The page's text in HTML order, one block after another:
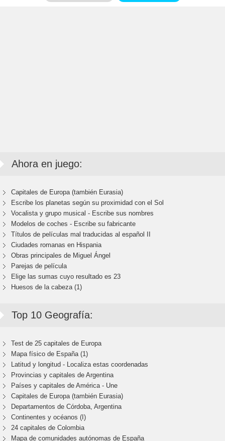
Ahora en juego:
Capitales de Europa (también Eurasia)
Escribe los planetas según su proximidad con el Sol
Vocalista y grupo musical - Escribe sus nombres
Modelos de coches - Escribe su fabricante
Títulos de películas mal traducidas al español II
Ciudades romanas en Hispania
Obras principales de Miguel Ángel
Parejas de película
Elige las sumas cuyo resultado es 23
Huesos de la cabeza (1)
Top 10 Geografía:
Test de 25 capitales de Europa
Mapa físico de España (1)
Latitud y longitud - Localiza estas coordenadas
Provincias y capitales de Argentina
Países y capitales de América - Une
Capitales de Europa (también Eurasia)
Departamentos de Córdoba, Argentina
Continentes y océanos (I)
24 capitales de Colombia
Mapa de comunidades autónomas de España